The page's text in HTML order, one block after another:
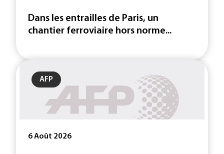
Dans les entrailles de Paris, un
chantier ferroviaire hors norme...
AFP
6 Août 2026